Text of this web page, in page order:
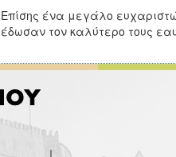
Επίσης ένα μεγάλο
έδωσαν τον καλύτερο τους